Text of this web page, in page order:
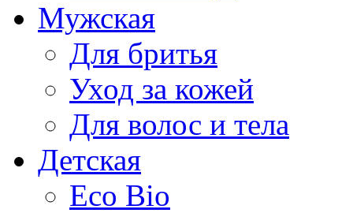
Мужская
Для бритья
Уход за кожей
Для волос и тела
Детская
Eco Bio